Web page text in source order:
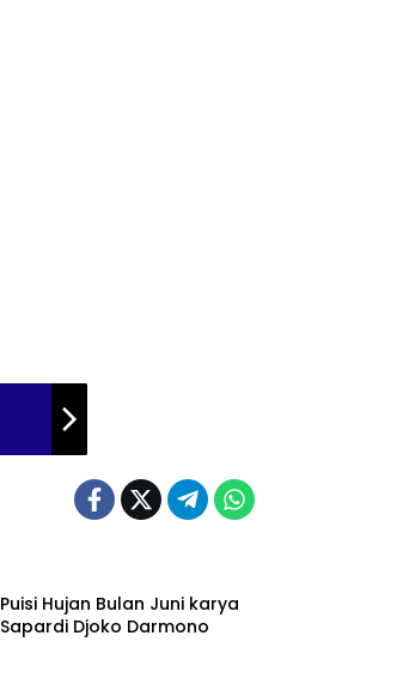
Puisi Hujan Bulan Juni karya
Sapardi Djoko Darmono